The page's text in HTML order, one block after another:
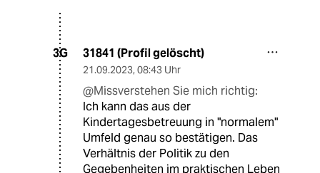
3G 31841 (Profil gelöscht)
21.09.2023, 08:43 Uhr
@Missverstehen Sie mich richtig:
Ich kann das aus der
Kindertagesbetreuung in "normalem"
Umfeld genau so bestätigen. Das
Verhältnis der Politik zu den
Gegebenheiten im praktischen Leben